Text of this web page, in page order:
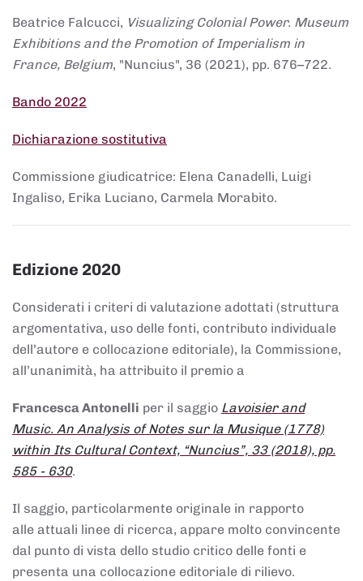
Beatrice Falcucci, Visualizing Colonial Power. Museum
Exhibitions and the Promotion of Imperialism in
France, Belgium, "Nuncius", 36 (2021), pp. 676–722.
Bando 2022
Dichiarazione sostitutiva
Commissione giudicatrice: Elena Canadelli, Luigi
Ingaliso, Erika Luciano, Carmela Morabito.
Edizione 2020
Considerati i criteri di valutazione adottati (struttura
argomentativa, uso delle fonti, contributo individuale
dell’autore e collocazione editoriale), la Commissione,
all’unanimità, ha attribuito il premio a
Francesca Antonelli per il saggio Lavoisier and
Music. An Analysis of Notes sur la Musique (1778)
within Its Cultural Context, “Nuncius”, 33 (2018), pp.
585 - 630.
Il saggio, particolarmente originale in rapporto
alle attuali linee di ricerca, appare molto convincente
dal punto di vista dello studio critico delle fonti e
presenta una collocazione editoriale di rilievo.